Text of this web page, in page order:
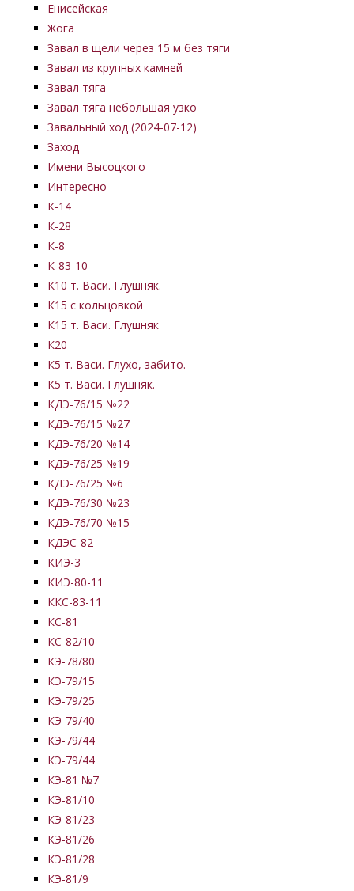
Енисейская
Жога
Завал в щели через 15 м без тяги
Завал из крупных камней
Завал тяга
Завал тяга небольшая узко
Завальный ход (2024-07-12)
Заход
Имени Высоцкого
Интересно
К-14
К-28
К-8
К-83-10
К10 т. Васи. Глушняк.
К15 с кольцовкой
К15 т. Васи. Глушняк
К20
К5 т. Васи. Глухо, забито.
К5 т. Васи. Глушняк.
КДЭ-76/15 №22
КДЭ-76/15 №27
КДЭ-76/20 №14
КДЭ-76/25 №19
КДЭ-76/25 №6
КДЭ-76/30 №23
КДЭ-76/70 №15
КДЭС-82
КИЭ-3
КИЭ-80-11
ККС-83-11
КС-81
КС-82/10
КЭ-78/80
КЭ-79/15
КЭ-79/25
КЭ-79/40
КЭ-79/44
КЭ-79/44
КЭ-81 №7
КЭ-81/10
КЭ-81/23
КЭ-81/26
КЭ-81/28
КЭ-81/9